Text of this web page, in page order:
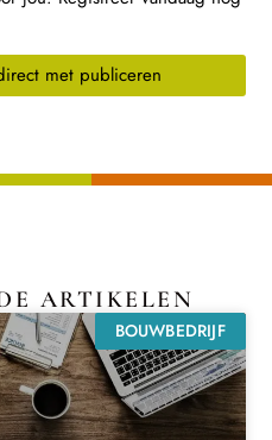
met publiceren
ARTIKELEN
BOUWBEDRIJF